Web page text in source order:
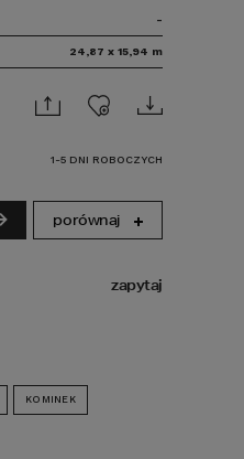
KOMINEK
-
24,87 x 15,94 m
1-5 DNI ROBOCZYCH
porównaj
zapytaj